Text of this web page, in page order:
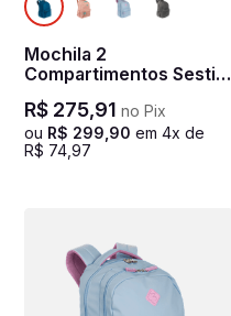
Mochila 2
Compartimentos Sestini
College Hydroblock -
Azul Noturno
R$ 275,91 no Pix
ou R$ 299 90 em 4x de
R$ 74 97